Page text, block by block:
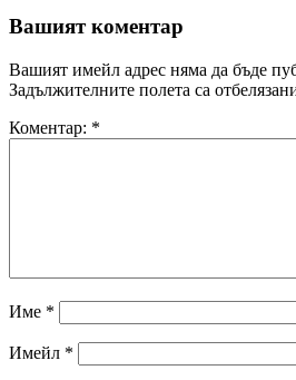
Вашият коментар
Вашият имейл адрес няма да бъде
Задължителните полета са
Коментар: *
Име *
Имейл *